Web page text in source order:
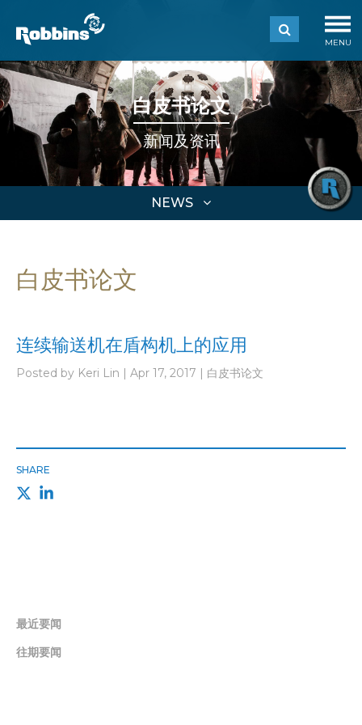
MENU
白皮书论文
新闻及资讯
NEWS
白皮书论文
连续输送机在盾构机上的应用
Posted by Keri Lin | Apr 17, 2017 | 白皮书论文
SHARE
最近要闻
往期要闻